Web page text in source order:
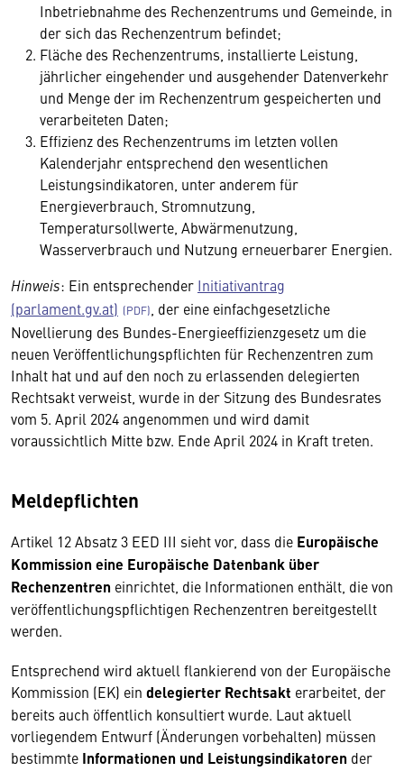
Inbetriebnahme des Rechenzentrums und Gemeinde, in
der sich das Rechenzentrum befindet;
Fläche des Rechenzentrums, installierte Leistung,
jährlicher eingehender und ausgehender Datenverkehr
und Menge der im Rechenzentrum gespeicherten und
verarbeiteten Daten;
Effizienz des Rechenzentrums im letzten vollen
Kalenderjahr entsprechend den wesentlichen
Leistungsindikatoren, unter anderem für
Energieverbrauch, Stromnutzung,
Temperatursollwerte, Abwärmenutzung,
Wasserverbrauch und Nutzung erneuerbarer Energien.
Hinweis: Ein entsprechender Initiativantrag
(parlament.gv.at)
, der eine einfachgesetzliche
Novellierung des Bundes-Energieeffizienzgesetz um die
neuen Veröffentlichungspflichten für Rechenzentren zum
Inhalt hat und auf den noch zu erlassenden delegierten
Rechtsakt verweist, wurde in der Sitzung des Bundesrates
vom 5. April 2024 angenommen und wird damit
voraussichtlich Mitte bzw. Ende April 2024 in Kraft treten.
Meldepflichten
Artikel 12 Absatz 3 EED III sieht vor, dass die Europäische
Kommission eine Europäische Datenbank über
Rechenzentren einrichtet, die Informationen enthält, die von
veröffentlichungspflichtigen Rechenzentren bereitgestellt
werden.
Entsprechend wird aktuell flankierend von der Europäische
Kommission (EK) ein delegierter Rechtsakt erarbeitet, der
bereits auch öffentlich konsultiert wurde. Laut aktuell
vorliegendem Entwurf (Änderungen vorbehalten) müssen
bestimmte Informationen und Leistungsindikatoren der